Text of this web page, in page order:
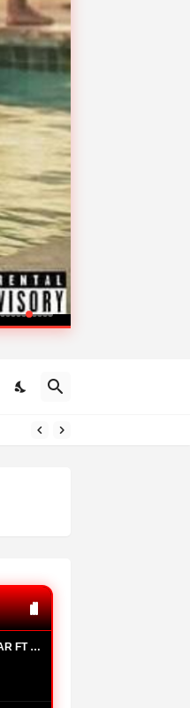
MI DESTINO - WHITE BEAR FT ALMIGHTY, YOMO